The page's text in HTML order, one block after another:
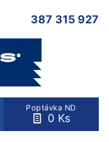
387 315 927
Poptávka ND
0 Ks